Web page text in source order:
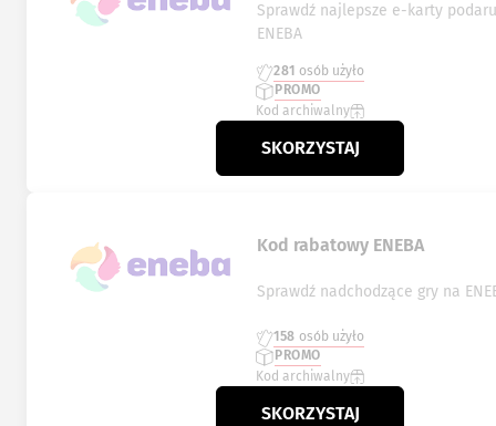
Sprawdź najlepsze e-karty
ENEBA
281 osób użyło
PROMO
Kod archiwalny
SKORZYSTAJ
Kod rabatowy ENEBA
Sprawdź nadchodzące gry na
158 osób użyło
PROMO
Kod archiwalny
SKORZYSTAJ